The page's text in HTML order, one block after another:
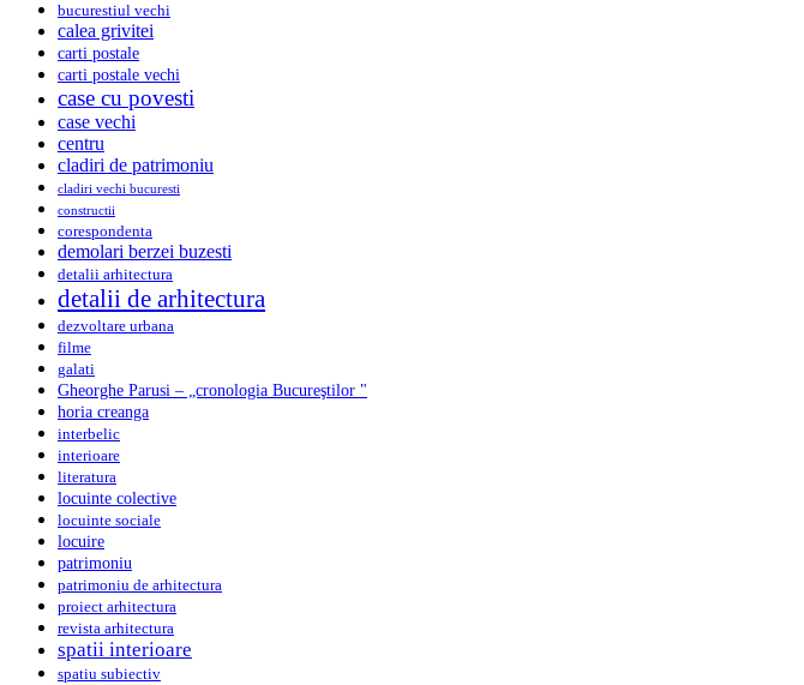
bucurestiul vechi
calea grivitei
carti postale
carti postale vechi
case cu povesti
case vechi
centru
cladiri de patrimoniu
cladiri vechi bucuresti
constructii
corespondenta
demolari berzei buzesti
detalii arhitectura
detalii de arhitectura
dezvoltare urbana
filme
galati
Gheorghe Parusi – „cronologia Bucureştilor "
horia creanga
interbelic
interioare
literatura
locuinte colective
locuinte sociale
locuire
patrimoniu
patrimoniu de arhitectura
proiect arhitectura
revista arhitectura
spatii interioare
spatiu subiectiv